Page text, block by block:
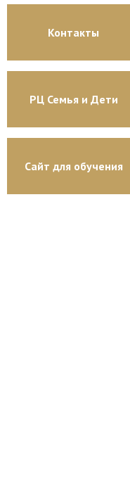
Контакты
РЦ Семья и Дети
Сайт для обучения